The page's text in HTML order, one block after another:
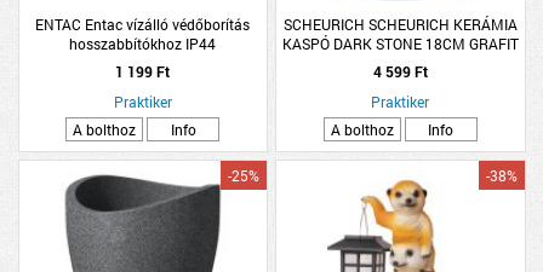
ENTAC Entac vízálló védőborítás
hosszabbítókhoz IP44
1 199 Ft
Praktiker
A bolthoz
Info
SCHEURICH SCHEURICH KERÁMIA
KASPÓ DARK STONE 18CM GRAFIT
4 599 Ft
Praktiker
A bolthoz
Info
-25% -38%